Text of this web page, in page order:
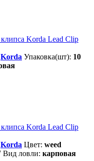
клипса Korda Lead Clip
Korda Упаковка(шт): 10
клипса Korda Lead Clip
Korda Цвет: weed
Вид ловли: карповая